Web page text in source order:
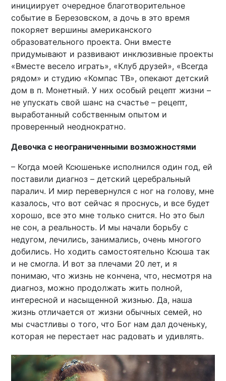
инициирует очередное благотворительное
событие в Березовском, а дочь в это время
покоряет вершины американского
образовательного проекта. Они вместе
придумывают и развивают инклюзивные проекты
«Вместе весело играть», «Клуб друзей», «Всегда
рядом» и студию «Компас ТВ», опекают детский
дом в п. Монетный. У них особый рецепт жизни –
не упускать свой шанс на счастье – рецепт,
выработанный собственным опытом и
проверенный неоднократно.
Девочка с неограниченными возможностями
– Когда моей Ксюшеньке исполнился один год, ей
поставили диагноз – детский церебральный
паралич. И мир перевернулся с ног на голову, мне
казалось, что вот сейчас я проснусь, и все будет
хорошо, все это мне только снится. Но это был
не сон, а реальность. И мы начали борьбу с
недугом, лечились, занимались, очень многого
добились. Но ходить самостоятельно Ксюша так
и не смогла. И вот за плечами 20 лет, и я
понимаю, что жизнь не кончена, что, несмотря на
диагноз, можно продолжать жить полной,
интересной и насыщенной жизнью. Да, наша
жизнь отличается от жизни обычных семей, но
мы счастливы о того, что Бог нам дал доченьку,
которая не перестает нас радовать и удивлять.